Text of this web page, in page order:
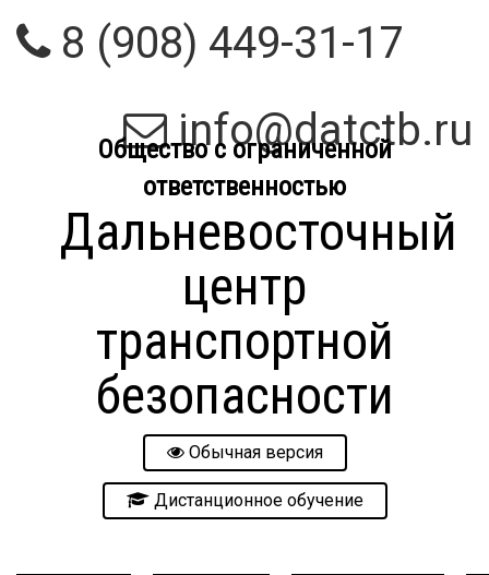
8 (908) 449-31-17
info@datctb.ru
Общество с ограниченной
ответственностью
Дальневосточный
центр
транспортной
безопасности
Обычная версия
Дистанционное обучение